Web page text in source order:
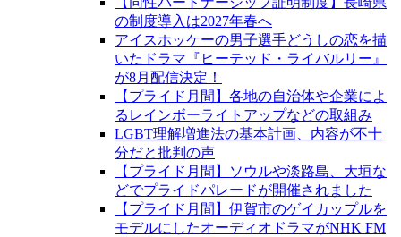
の制度導入は2027年春へ
アイスホッケーの男子選手どうしの恋を描
いたドラマ『ヒーテッド・ライバルリー』
が8月配信決定！
【プライド月間】各地の自治体や企業によ
るレインボーライトアップなどの取組み
LGBT理解増進法の基本計画、内容が不十
分だと批判の声
【プライド月間】ソウルや淡路島、大垣な
どでプライドパレードが開催されました
【プライド月間】伊賀市のゲイカップルを
モデルにしたオーディオドラマがNHK FM